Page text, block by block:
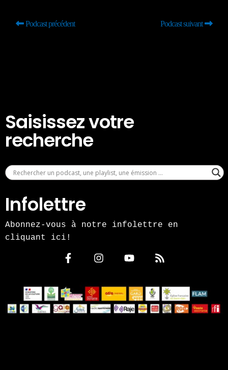
Podcast précédent Podcast suivant
Saisissez votre
recherche
Infolettre
Abonnez-vous à notre infolettre en
cliquant ici!